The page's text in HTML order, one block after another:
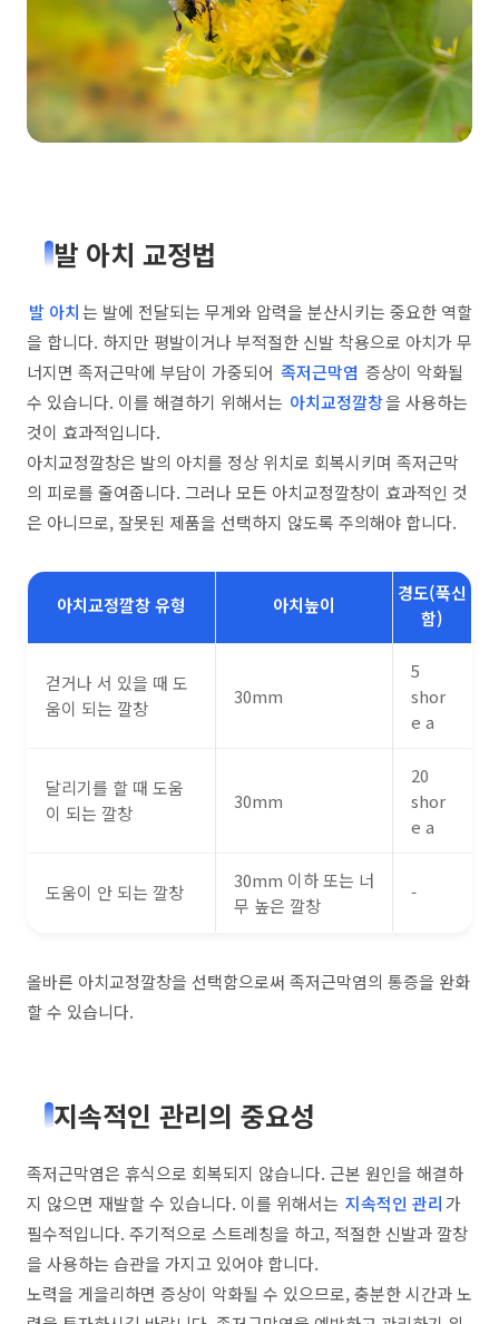
발 아치 교정법
발 아치는 발에 전달되는 무게와 압력을 분산시키는 중요한 역할
을 합니다. 하지만 평발이거나 부적절한 신발 착용으로 아치가 무
너지면 족저근막에 부담이 가중되어 족저근막염 증상이 악화될
수 있습니다. 이를 해결하기 위해서는 아치교정깔창을 사용하는
것이 효과적입니다.
아치교정깔창은 발의 아치를 정상 위치로 회복시키며 족저근막
의 피로를 줄여줍니다. 그러나 모든 아치교정깔창이 효과적인 것
은 아니므로, 잘못된 제품을 선택하지 않도록 주의해야 합니다.
아치교정깔창 유형 아치높이
경도(푹신
함)
걷거나 서 있을 때 도
움이 되는 깔창
30mm
5
shor
e a
달리기를 할 때 도움
이 되는 깔창
30mm
20
shor
e a
도움이 안 되는 깔창
30mm 이하 또는 너
무 높은 깔창
-
올바른 아치교정깔창을 선택함으로써 족저근막염의 통증을 완화
할 수 있습니다.
지속적인 관리의 중요성
족저근막염은 휴식으로 회복되지 않습니다. 근본 원인을 해결하
지 않으면 재발할 수 있습니다. 이를 위해서는 지속적인 관리가
필수적입니다. 주기적으로 스트레칭을 하고, 적절한 신발과 깔창
을 사용하는 습관을 가지고 있어야 합니다.
노력을 게을리하면 증상이 악화될 수 있으므로, 충분한 시간과 노